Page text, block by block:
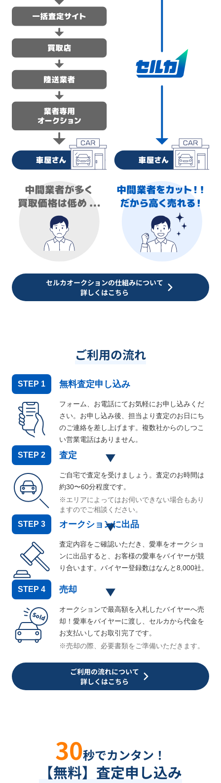
セルカオークションの仕組みについて
詳しくはこちら
ご利用の流れ
STEP 1 無料査定申し込み
フォーム、お電話にてお気軽にお申し込みくだ
さい。お申し込み後、担当より査定のお日にち
のご連絡を差し上げます。複数社からのしつこ
い営業電話はありません。
STEP 2 査定
ご自宅で査定を受けましょう。査定のお時間は
約30〜60分程度です。
※エリアによってはお伺いできない場合もあり
ますのでご相談ください。
STEP 3 オークションに出品
査定内容をご確認いただき、愛車をオークショ
ンに出品すると、お客様の愛車をバイヤーが競
り合います。バイヤー登録数はなんと8,000社。
STEP 4 売却
オークションで最高額を入札したバイヤーへ売
却！愛車をバイヤーに渡し、セルカから代金を
お支払いしてお取引完了です。
※売却の際、必要書類をご準備いただきます。
ご利用の流れについて
詳しくはこちら
30秒でカンタン！
【無料】査定申し込み